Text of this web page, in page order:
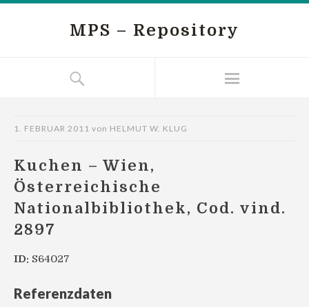
MPS – Repository
1. FEBRUAR 2011 von HELMUT W. KLUG
Kuchen – Wien,
Österreichische
Nationalbibliothek, Cod. vind.
2897
ID: S64027
Referenzdaten